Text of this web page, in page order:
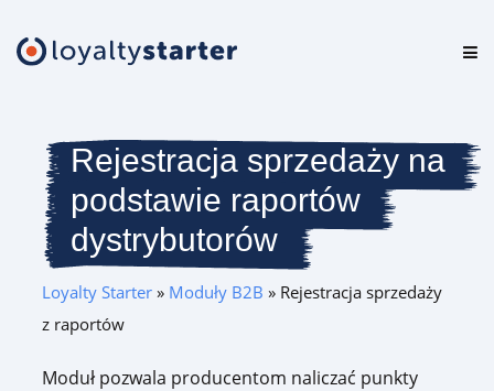
Oferta
Cennik
Zasoby
Logowanie
Rejestracja sprzedaży na
podstawie raportów
dystrybutorów
Loyalty Starter» Moduły B2B » Rejestracja sprzedaży
z raportów
Moduł pozwala producentom naliczać punkty